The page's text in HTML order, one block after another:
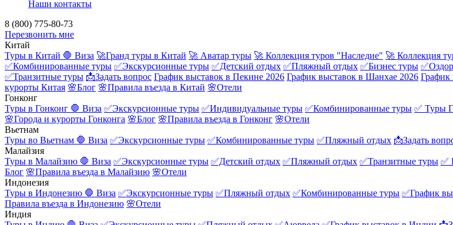
Наши контакты
8 (800) 775-80-73
Перезвонить мне
Китай
Туры в Китай 🛑 Виза 🚀Гранд туры в Китай 🚀 Аватар туры 🚀 Коллекция туров "Наследие" 🚀 Коллекция
✅Комбинированные туры ✅Экскурсионные туры ✅Детский отдых ✅Пляжный отдых ✅Бизнес туры
✅Транзитные туры 📩Задать вопрос График выставок в Пекине 2026 График выставок в Шанхае 2026 График
курорты Китая 🌸Блог 🌸Правила въезда в Китай 🌸Отели
Гонконг
Туры в Гонконг 🛑 Виза ✅Экскурсионные туры ✅Индивидуальные туры ✅Комбинированные туры ✅ Туры
🌸Города и курорты Гонконга 🌸Блог 🌸Правила въезда в Гонконг 🌸Отели
Вьетнам
Туры во Вьетнам 🛑 Виза ✅Экскурсионные туры ✅Комбинированные туры ✅Пляжный отдых 📩Задать
Малайзия
Туры в Малайзию 🛑 Виза ✅Экскурсионные туры ✅Детский отдых ✅Пляжный отдых ✅Транзитные туры ✅
Блог 🌸Правила въезда в Малайзию 🌸Отели
Индонезия
Туры в Индонезию 🛑 Виза ✅Экскурсионные туры ✅Пляжный отдых ✅Комбинированные туры ✅График
Правила въезда в Индонезию 🌸Отели
Индия